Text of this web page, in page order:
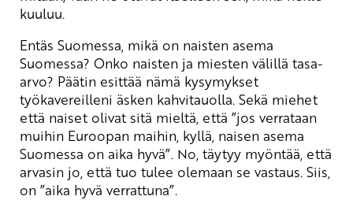
kuuluu.
Entäs Suomessa, mikä on naisten asema
Suomessa? Onko naisten ja miesten välillä tasa-
arvo? Päätin esittää nämä kysymykset
työkavereilleni äsken kahvitauolla. Sekä miehet
että naiset olivat sitä mieltä, että ”jos verrataan
muihin Euroopan maihin, kyllä, naisen asema
Suomessa on aika hyvä”. No, täytyy myöntää, että
arvasin jo, että tuo tulee olemaan se vastaus. Siis,
on ”aika hyvä verrattuna”.